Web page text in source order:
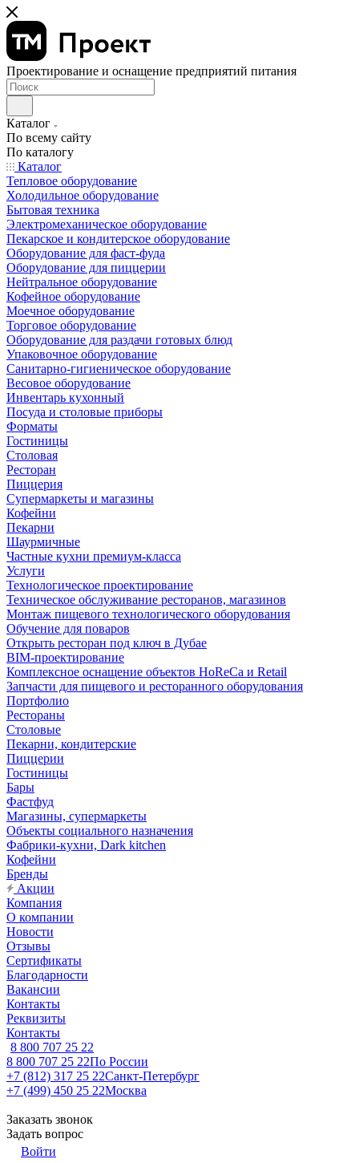
Проектирование и оснащение предприятий питания
Каталог
По всему сайту
По каталогу
Каталог
Тепловое оборудование
Холодильное оборудование
Бытовая техника
Электромеханическое оборудование
Пекарское и кондитерское оборудование
Оборудование для фаст-фуда
Оборудование для пиццерии
Нейтральное оборудование
Кофейное оборудование
Моечное оборудование
Торговое оборудование
Оборудование для раздачи готовых блюд
Упаковочное оборудование
Санитарно-гигиеническое оборудование
Весовое оборудование
Инвентарь кухонный
Посуда и столовые приборы
Форматы
Гостиницы
Столовая
Ресторан
Пиццерия
Супермаркеты и магазины
Кофейни
Пекарни
Шаурмичные
Частные кухни премиум-класса
Услуги
Технологическое проектирование
Техническое обслуживание ресторанов, магазинов
Монтаж пищевого технологического оборудования
Обучение для поваров
Открыть ресторан под ключ в Дубае
BIM-проектирование
Комплексное оснащение объектов HoReCa и Retail
Запчасти для пищевого и ресторанного оборудования
Портфолио
Рестораны
Столовые
Пекарни, кондитерские
Пиццерии
Гостиницы
Бары
Фастфуд
Магазины, супермаркеты
Объекты социального назначения
Фабрики-кухни, Dark kitchen
Кофейни
Бренды
Акции
Компания
О компании
Новости
Отзывы
Сертификаты
Благодарности
Вакансии
Контакты
Реквизиты
Контакты
8 800 707 25 22
8 800 707 25 22По России
+7 (812) 317 25 22Санкт-Петербург
+7 (499) 450 25 22Москва
Заказать звонок
Задать вопрос
Войти